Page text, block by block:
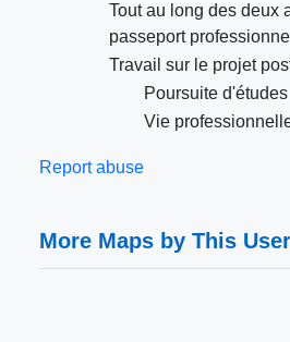
Tout au long des deux
passeport professionnel
Travail sur le projet
Poursuite d'études
Vie
Report abuse
More Maps by This User